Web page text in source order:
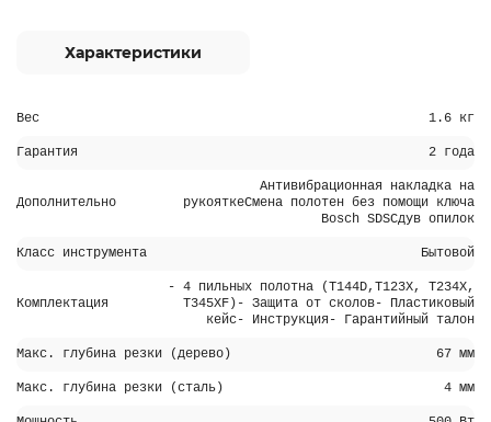
Характеристики
Вес 1.6 кг
Гарантия 2 года
Дополнительно
Антивибрационная накладка на
рукояткеСмена полотен без помощи ключа
Bosch SDSСдув опилок
Класс инструмента Бытовой
Комплектация
- 4 пильных полотна (T144D,T123X, T234X,
T345XF)- Защита от сколов- Пластиковый
кейс- Инструкция- Гарантийный талон
Макс. глубина резки (дерево) 67 мм
Макс. глубина резки (сталь) 4 мм